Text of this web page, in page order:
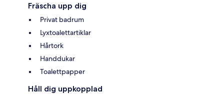
Fräscha upp dig
Privat badrum
Lyxtoalettartiklar
Hårtork
Handdukar
Toalettpapper
Håll dig uppkopplad